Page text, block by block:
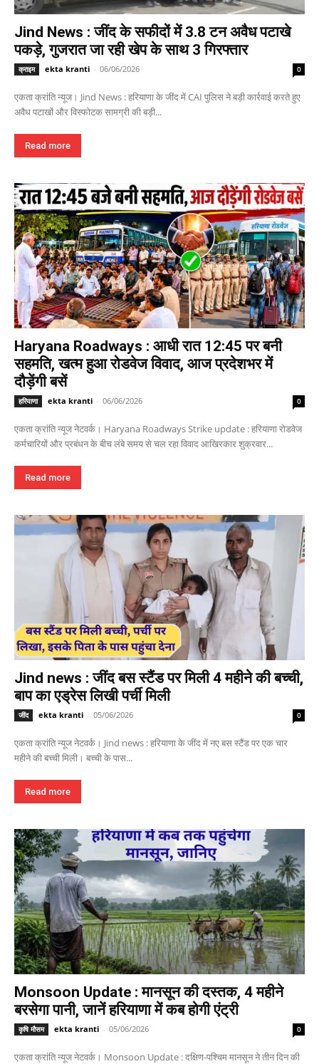
Jind News : जींद के सफीदों में 3.8 टन अवैध पटाखे
पकड़े, गुजरात जा रही खेप के साथ 3 गिरफ्तार
क्राइम ekta kranti - 06/06/2026 0
एकता क्रांति न्यूज। Jind News : हरियाणा के जींद में CAI पुलिस ने बड़ी कार्रवाई करते हुए
अवैध पटाखों और विस्फोटक सामग्री की बड़ी...
Read more
Haryana Roadways : आधी रात 12:45 पर बनी
सहमति, खत्म हुआ रोडवेज विवाद, आज प्रदेशभर में
दौड़ेंगी बसें
हरियाणा ekta kranti - 06/06/2026 0
एकता क्रांति न्यूज नेटवर्क। Haryana Roadways Strike update : हरियाणा रोडवेज
कर्मचारियों और प्रबंधन के बीच लंबे समय से चल रहा विवाद आखिरकार शुक्रवार...
Read more
Jind news : जींद बस स्टैंड पर मिली 4 महीने की बच्ची,
बाप का एड्रेस लिखी पर्ची मिली
जींद ekta kranti - 05/06/2026 0
एकता क्रांति न्यूज नेटवर्क। Jind news : हरियाणा के जींद में नए बस स्टैंड पर एक चार
महीने की बच्ची मिली। बच्ची के पास...
Read more
Monsoon Update : मानसून की दस्तक, 4 महीने
बरसेगा पानी, जानें हरियाणा में कब होगी एंट्री
कृषि मौसम ekta kranti - 05/06/2026 0
एकता क्रांति न्यूज नेटवर्क। Monsoon Update : दक्षिण-पश्चिम मानसून ने तीन दिन की